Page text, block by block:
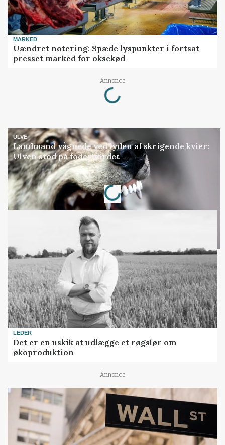
MARKED
Uændret notering: Spæde lyspunkter i fortsat
presset marked for oksekød
Annonce
Loading...
ULVE
Landmand vågnede ved lyden af skrigende kvier:
Ulven stod på foderbordet
Annonce
Loading...
LEDER
Det er en uskik at udlægge et røgslør om
økoproduktion
Annonce